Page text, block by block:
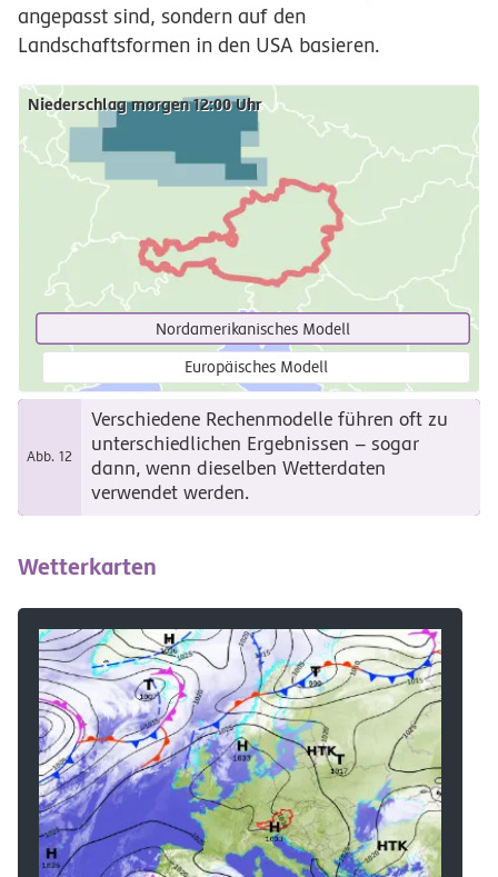
angepasst sind, sondern auf den
Landschaftsformen in den USA basieren.
Nordamerikanisches Modell
Europäisches Modell
Abb. 12
Verschiedene Rechenmodelle führen oft zu
unterschiedlichen Ergebnissen – sogar
dann, wenn dieselben Wetterdaten
verwendet werden.
Wetterkarten